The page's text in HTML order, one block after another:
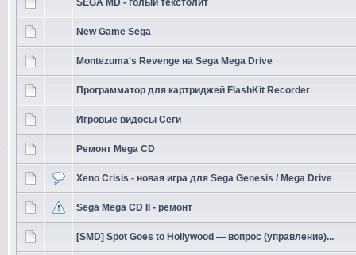
SEGA MD - голый текстолит
New Game Sega
Montezuma's Revenge на Sega Mega Drive
Программатор для картриджей FlashKit Recorder
Игровые видосы Сеги
Ремонт Mega CD
Xeno Crisis - новая игра для Sega Genesis / Mega Drive
Sega Mega CD II - ремонт
[SMD] Spot Goes to Hollywood — вопрос (управление)...